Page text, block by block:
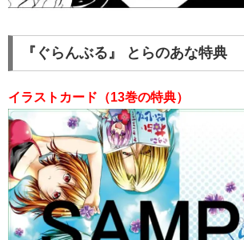
『ぐらんぶる』 とらのあな特典
イラストカード（13巻の特典）